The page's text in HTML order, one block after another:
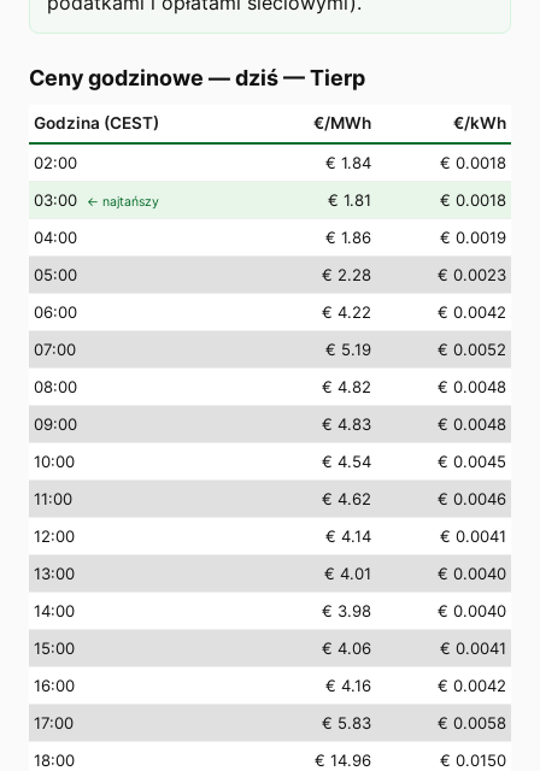
Ceny godzinowe — dziś—Tierp
Godzina (CEST) €/MWh €/kWh
02:00 € 1.84
€ 0.0018
03:00 ← najtańszy € 1.81
€ 0.0018
04:00 € 1.86
€ 0.0019
05:00 € 2.28
€ 0.0023
06:00 € 4.22
€ 0.0042
07:00 € 5.19
€ 0.0052
08:00 € 4.82
€ 0.0048
09:00 € 4.83
€ 0.0048
10:00 € 4.54
€ 0.0045
11:00 € 4.62
€ 0.0046
12:00 € 4.14
€ 0.0041
13:00 € 4.01
€ 0.0040
14:00 € 3.98
€ 0.0040
15:00 € 4.06
€ 0.0041
16:00 € 4.16
€ 0.0042
17:00 € 5.83
€ 0.0058
18:00 € 14.96
€ 0.0150